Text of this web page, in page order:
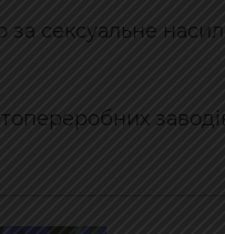
за сексуальне